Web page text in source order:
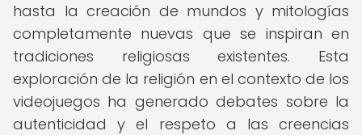
hasta la creación de mundos y mitologías
completamente nuevas que se inspiran en
tradiciones religiosas existentes. Esta
exploración de la religión en el contexto de los
videojuegos ha generado debates sobre la
autenticidad y el respeto a las creencias